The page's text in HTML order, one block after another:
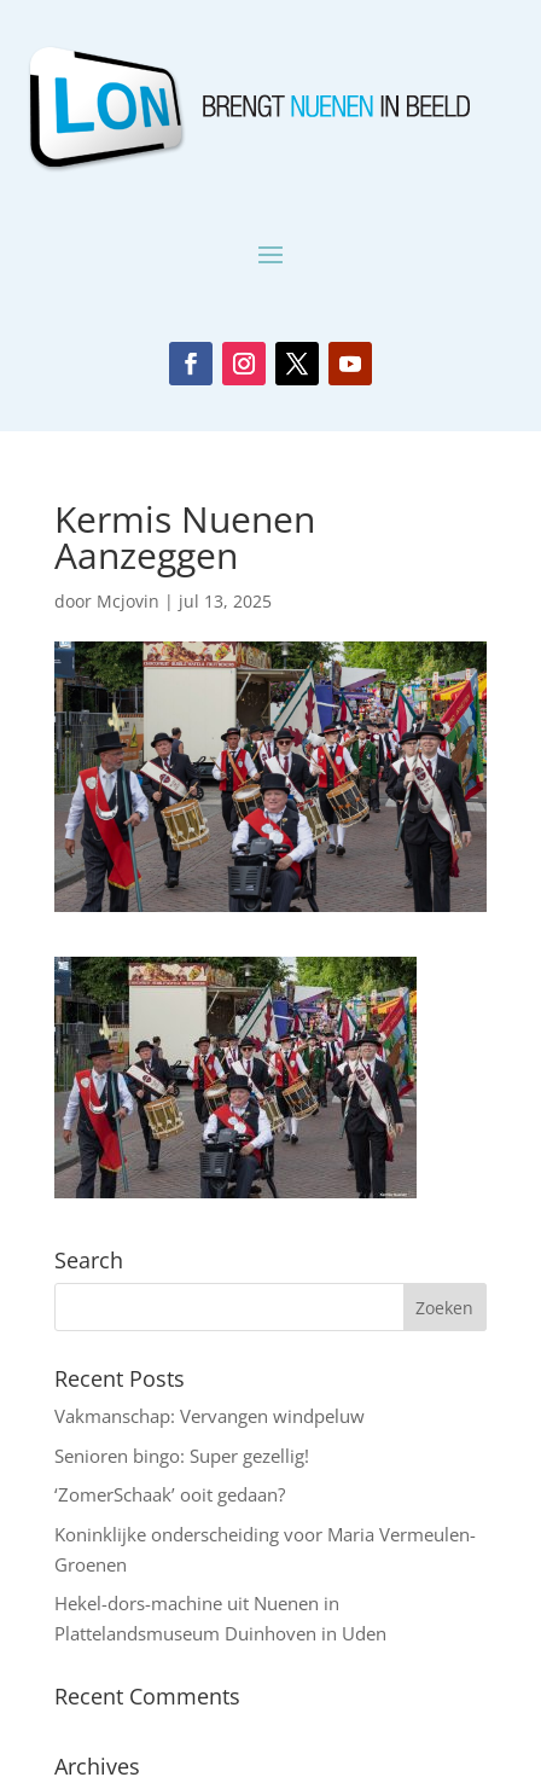
Kermis Nuenen
Aanzeggen
door Mcjovin | jul 13, 2025
Search
Recent Posts
Vakmanschap: Vervangen windpeluw
Senioren bingo: Super gezellig!
‘ZomerSchaak’ ooit gedaan?
Koninklijke onderscheiding voor Maria Vermeulen-
Groenen
Hekel-dors-machine uit Nuenen in
Plattelandsmuseum Duinhoven in Uden
Recent Comments
Archives